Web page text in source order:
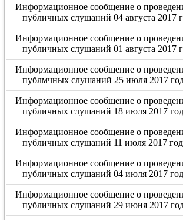
Информационное сообщение о
публичных слушаний 04 августа 2017
Информационное сообщение о
публичных слушаний 01 августа 2017
Информационное сообщение о
публмчных слушаний 25 июля 2017
Информационное сообщение о
публичных слушаний 18 июля 2017
Информационное сообщение о
публичных слушаний 11 июля 2017
Информационное сообщение о
публичных слушаний 04 июля 2017
Информационное сообщение о
публичных слушаний 29 июня 2017